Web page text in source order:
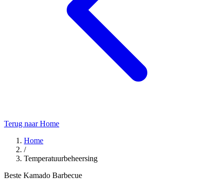
Terug naar Home
Home
/
Temperatuurbeheersing
Beste Kamado Barbecue